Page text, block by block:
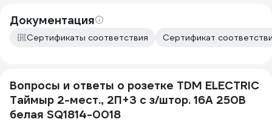
Документация
Сертификаты соответствия Сертификат
Вопросы и ответы о розетке TDM ELECTRIC
Таймыр 2-мест., 2П+З с з/штор. 16А 250В
белая SQ1814-0018